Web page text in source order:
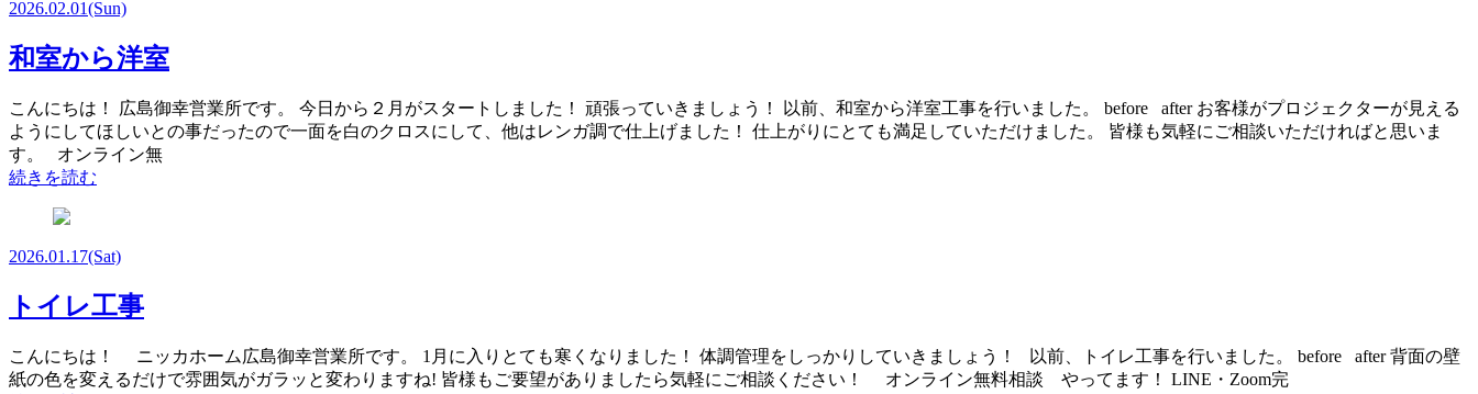
2026.02.01(Sun)
和室から洋室
こんにちは！ 広島御幸営業所です。 今日から２月がスタートしました！ 頑張っていきましょう！ 以前、和室から洋室工事を行いました。 before after お客様がプロジェクターが見える
ようにしてほしいとの事だったので一面を白のクロスにして、他はレンガ調で仕上げました！ 仕上がりにとても満足していただけました。 皆様も気軽にご相談いただければと思いま
す。 オンライン無
続きを読む
2026.01.17(Sat)
トイレ工事
こんにちは！ ニッカホーム広島御幸営業所です。 1月に入りとても寒くなりました！ 体調管理をしっかりしていきましょう！ 以前、トイレ工事を行いました。 before after 背面の壁
紙の色を変えるだけで雰囲気がガラッと変わりますね! 皆様もご要望がありましたら気軽にご相談ください！ オンライン無料相談 やってます！ LINE・Zoom完